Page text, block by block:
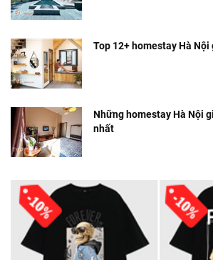
Top 12+ homestay Hà
Những homestay Hà Nội
nhất